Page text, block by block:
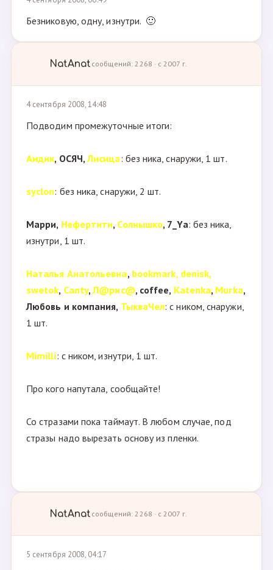
Безниковую, одну, изнутри. 🙂
NatAnat сообщений: 2268 · с 2007 г.
4 сентября 2008, 14:48
Подводим промежуточные итоги:
Аидик, ОСЯЧ,Лисица: без ника, снаружи, 1 шт.
syclon: без ника, снаружи, 2 шт.
Марри, Нефертити, Солнышко, 7_Ya: без ника,
изнутри, 1 шт.
Наталья Анатольевна,bookmark, denisk,
swetok, Canty,Л@рис@, coffee, Katenka, Murka,
Любовь и компания, ТыкваЧел: с ником, снаружи,
1 шт.
Mimilli: с ником, изнутри, 1 шт.
Про кого напутала, сообщайте!
Со стразами пока таймаут. В любом случае, под
стразы надо вырезать основу из пленки.
NatAnat сообщений: 2268 · с 2007 г.
5 сентября 2008, 04:17